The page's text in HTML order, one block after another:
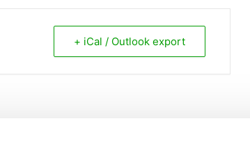
+ iCal / Outlook export